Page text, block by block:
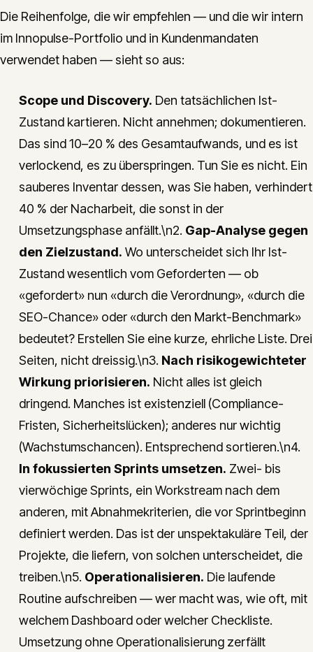
Die Reihenfolge, die wir empfehlen — und die wir intern
im Innopulse-Portfolio und in Kundenmandaten
verwendet haben — sieht so aus:
Scope und Discovery. Den tatsächlichen Ist-
Zustand kartieren. Nicht annehmen; dokumentieren.
Das sind 10–20 % des Gesamtaufwands, und es ist
verlockend, es zu überspringen. Tun Sie es nicht. Ein
sauberes Inventar dessen, was Sie haben, verhindert
40 % der Nacharbeit, die sonst in der
Umsetzungsphase anfällt.\n2. Gap-Analyse gegen
den Zielzustand. Wo unterscheidet sich Ihr Ist-
Zustand wesentlich vom Geforderten — ob
«gefordert» nun «durch die Verordnung», «durch die
SEO-Chance» oder «durch den Markt-Benchmark»
bedeutet? Erstellen Sie eine kurze, ehrliche Liste. Drei
Seiten, nicht dreissig.\n3. Nach risikogewichteter
Wirkung priorisieren. Nicht alles ist gleich
dringend. Manches ist existenziell (Compliance-
Fristen, Sicherheitslücken); anderes nur wichtig
(Wachstumschancen). Entsprechend sortieren.\n4.
In fokussierten Sprints umsetzen. Zwei- bis
vierwöchige Sprints, ein Workstream nach dem
anderen, mit Abnahmekriterien, die vor Sprintbeginn
definiert werden. Das ist der unspektakuläre Teil, der
Projekte, die liefern, von solchen unterscheidet, die
treiben.\n5. Operationalisieren. Die laufende
Routine aufschreiben — wer macht was, wie oft, mit
welchem Dashboard oder welcher Checkliste.
Umsetzung ohne Operationalisierung zerfällt